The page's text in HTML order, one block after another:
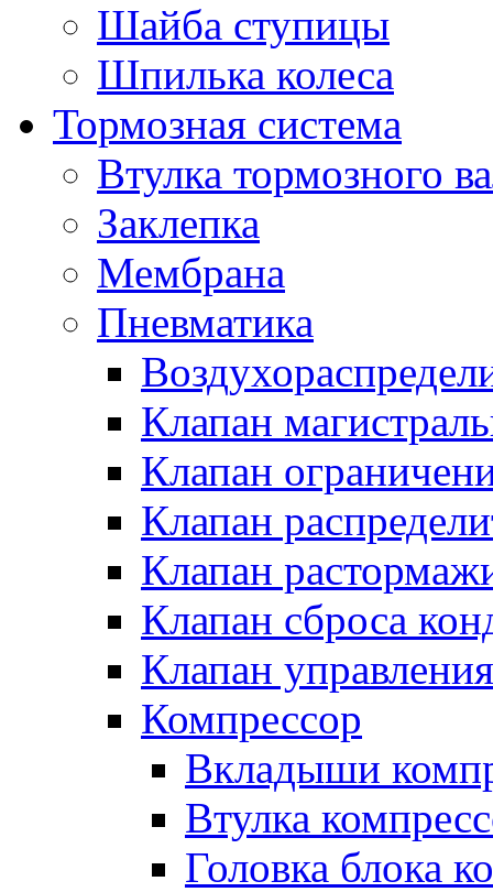
Шайба ступицы
Шпилька колеса
Тормозная система
Втулка тормозного
Заклепка
Мембрана
Пневматика
Клапан
Клапан
Клапан
Клапан
Клапан сброса
Клапан управления
Компрессор
Вкладыши
Втулка
Головка блока